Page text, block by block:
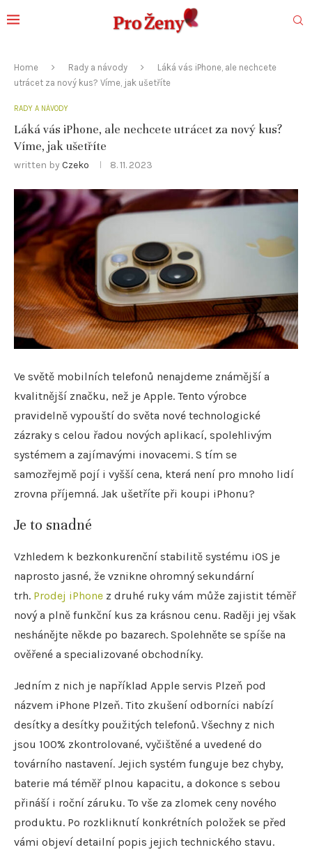
Home Rady a návody
Láká vás iPhone, ale nechcete
utrácet za nový kus? Víme, jak ušetříte
RADY A NÁVODY
Láká vás iPhone, ale nechcete utrácet za nový kus?
Víme, jak ušetříte
written by Czeko 8. 11. 2023
Ve světě mobilních telefonů nenajdeme známější a
kvalitnější značku, než je Apple. Tento výrobce
pravidelně vypouští do světa nové technologické
zázraky s celou řadou nových aplikací, spolehlivým
systémem a zajímavými inovacemi. S tím se
samozřejmě pojí i vyšší cena, která není pro mnoho lidí
zrovna příjemná. Jak ušetříte při koupi iPhonu?
Je to snadné
Vzhledem k bezkonkurenční stabilitě systému iOS je
naprosto jasné, že vznikne ohromný sekundární
trh. Prodej iPhone z druhé ruky vám může zajistit téměř
nový a plně funkční kus za krásnou cenu. Raději jej však
neshánějte někde po bazarech. Spolehněte se spíše na
ověřené a specializované obchodníky.
Jedním z nich je například Apple servis Plzeň pod
názvem iPhone Plzeň. Tito zkušení odborníci nabízí
desítky a desítky použitých telefonů. Všechny z nich
jsou 100% zkontrolované, vyčištěné a uvedené do
továrního nastavení. Jejich systém funguje bez chyby,
baterie má téměř plnou kapacitu, a dokonce s sebou
přináší i roční záruku. To vše za zlomek ceny nového
produktu. Po rozkliknutí konkrétních položek se před
vámi objeví detailní popis jejich technického stavu.